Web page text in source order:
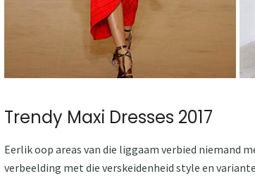
Trendy Maxi Dresses 2017
Eerlik oop areas van die liggaam verbied niemand
verbeelding met die verskeidenheid style en